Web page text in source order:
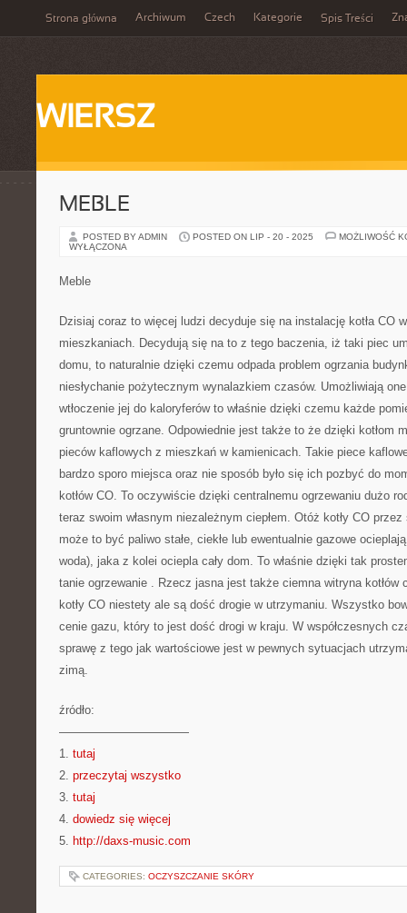
Strona główna Archiwum Czech Kategorie Spis Treści
WIERSZ
MEBLE
POSTED BY ADMIN POSTED ON LIP - 20 - 2025
MOŻLIWOŚĆ
WYŁĄCZONA
Meble
Dzisiaj coraz to więcej ludzi decyduje się na instalację kotła CO
mieszkaniach. Decydują się na to z tego baczenia, iż taki piec
domu, to naturalnie dzięki czemu odpada problem ogrzania
niesłychanie pożytecznym wynalazkiem czasów. Umożliwiają
wtłoczenie jej do kaloryferów to właśnie dzięki czemu każde
gruntownie ogrzane. Odpowiednie jest także to że dzięki kotłom
pieców kaflowych z mieszkań w kamienicach. Takie piece
bardzo sporo miejsca oraz nie sposób było się ich pozbyć do
kotłów CO. To oczywiście dzięki centralnemu ogrzewaniu dużo
teraz swoim własnym niezależnym ciepłem. Otóż kotły CO
może to być paliwo stałe, ciekłe lub ewentualnie gazowe
woda), jaka z kolei ociepla cały dom. To właśnie dzięki tak
tanie ogrzewanie . Rzecz jasna jest także ciemna witryna kotłów
kotły CO niestety ale są dość drogie w utrzymaniu. Wszystko
cenie gazu, który to jest dość drogi w kraju. W współczesnych
sprawę z tego jak wartościowe jest w pewnych sytuacjach
zimą.
źródło:
———————————
1. tutaj
2. przeczytaj wszystko
3. tutaj
4. dowiedz się więcej
5. http://daxs-music.com
CATEGORIES: OCZYSZCZANIE SKÓRY